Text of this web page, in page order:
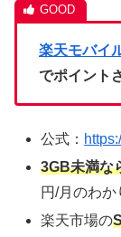
楽天モバイ
でポイント
公式：
3GB未満な
円/月のわか
楽天市場の